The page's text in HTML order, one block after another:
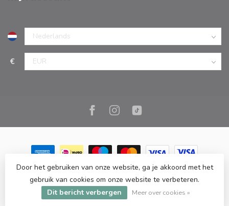
€
© Copyright 2026 Marc Cook & Home | Webshop | Fysieke
kookwinkel in Elst |- Powered byLightspeed-Lightspeed design
byDyvelopment
Door het gebruiken van onze website, ga je akkoord met het
gebruik van cookies om onze website te verbeteren.
Dit bericht verbergen
Meer over cookies »